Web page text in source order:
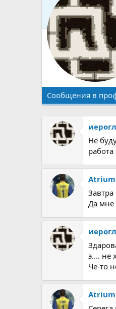
Сообщения в
Не
Atrium
Да мне
э.... не
Че-то
Atrium